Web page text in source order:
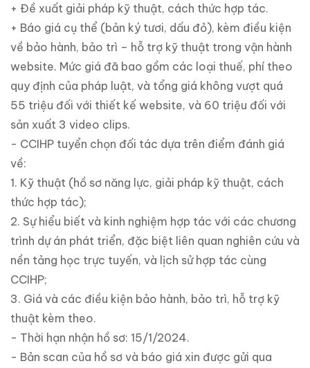
+ Đề xuất giải pháp kỹ thuật, cách thức hợp tác.
+ Báo giá cụ thể (bản ký tươi, dấu đỏ), kèm điều kiện
về bảo hành, bảo trì – hỗ trợ kỹ thuật trong vận hành
website. Mức giá đã bao gồm các loại thuế, phí theo
quy định của pháp luật, và tổng giá không vượt quá
55 triệu đối với thiết kế website, và 60 triệu đối với
sản xuất 3 video clips.
- CCIHP tuyển chọn đối tác dựa trên điểm đánh giá
về:
1. Kỹ thuật (hồ sơ năng lực, giải pháp kỹ thuật, cách
thức hợp tác);
2. Sự hiểu biết và kinh nghiệm hợp tác với các chương
trình dự án phát triển, đặc biệt liên quan nghiên cứu và
nền tảng học trực tuyến, và lịch sử hợp tác cùng
CCIHP;
3. Giá và các điều kiện bảo hành, bảo trì, hỗ trợ kỹ
thuật kèm theo.
- Thời hạn nhận hồ sơ: 15/1/2024.
- Bản scan của hồ sơ và báo giá xin được gửi qua